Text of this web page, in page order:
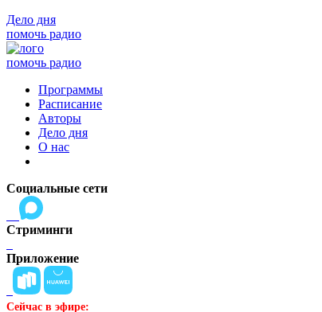
Дело дня
помочь радио
помочь радио
Программы
Расписание
Авторы
Дело дня
О нас
Социальные сети
Стриминги
Приложение
Сейчас в эфире: